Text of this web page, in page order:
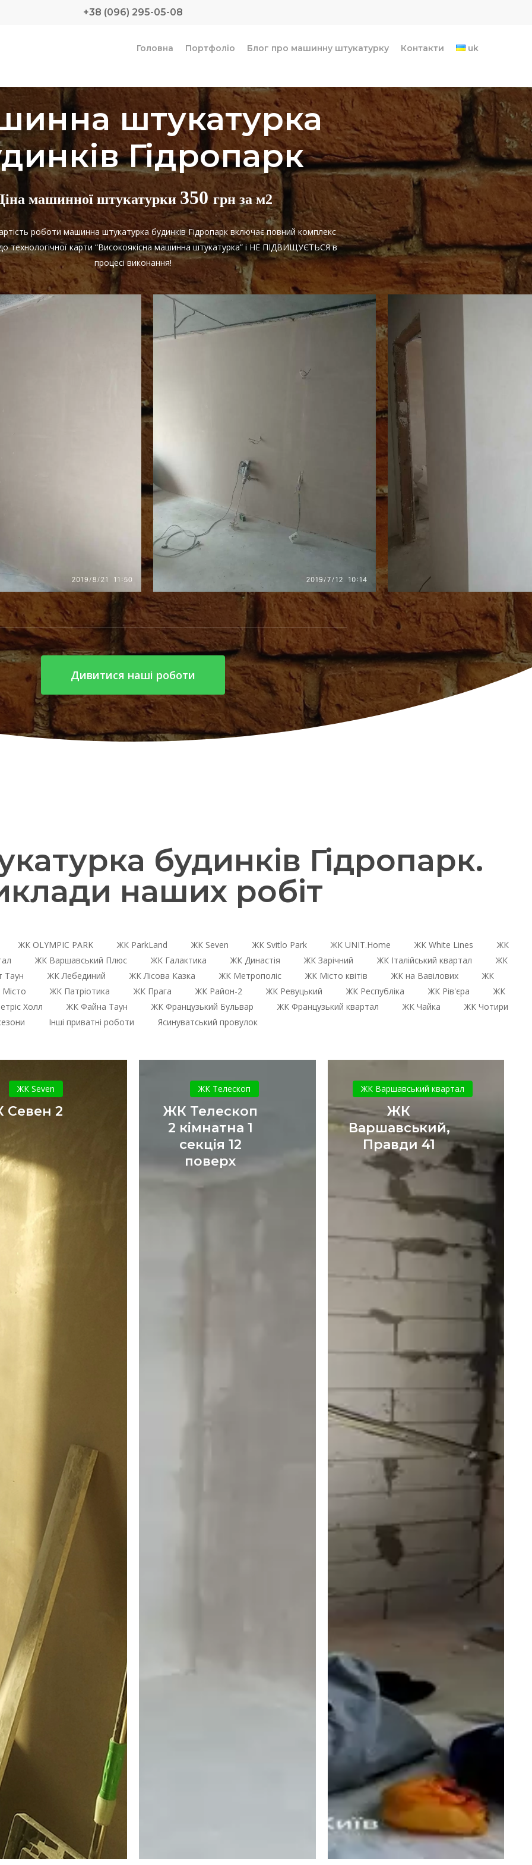
+38 (096) 295-05-08
Головна Портфоліо Блог про машинну штукатурку Контакти uk
штукатурка
Гідропарк
машинної штукатурки350грн за м2
роботи машинна штукатурка будинків Гідропарк включає повний комплекс
технологічної карти “Високоякісна машинна штукатурка” і НЕ ПІДВИЩУЄТЬСЯ в
процесі виконання!
Дивитися наші роботи
будинків Гідропарк.
наших робіт
ЖК OLYMPIC PARK ЖК ParkLand ЖК Seven ЖК Svitlo Park ЖК UNIT.Home ЖК White Lines
ЖК
ЖК Варшавський Плюс ЖК Галактика ЖК Династія ЖК Зарічний ЖК Італійський квартал
ЖК
Таун ЖК Лебединий ЖК Лісова Казка ЖК Метрополіс ЖК Місто квітів ЖК на Вавілових
ЖК
ЖК Патріотика ЖК Прага ЖК Район-2 ЖК Ревуцький ЖК Республіка ЖК Рів'єра
ЖК
Холл ЖК Файна Таун ЖК Французький Бульвар ЖК Французький квартал ЖК Чайка
ЖК Чотири
Інші приватні роботи Ясинуватський провулок
Севен
2
ЖК Seven
Севен 2
Телескоп
2
кімнатна
1
секція
12
поверх
ЖК Телескоп
ЖК Телескоп
2 кімнатна 1
секція 12
поверх
Варшавський,
Правди
ЖК Варшавський квартал
ЖК
Варшавський,
Правди 41